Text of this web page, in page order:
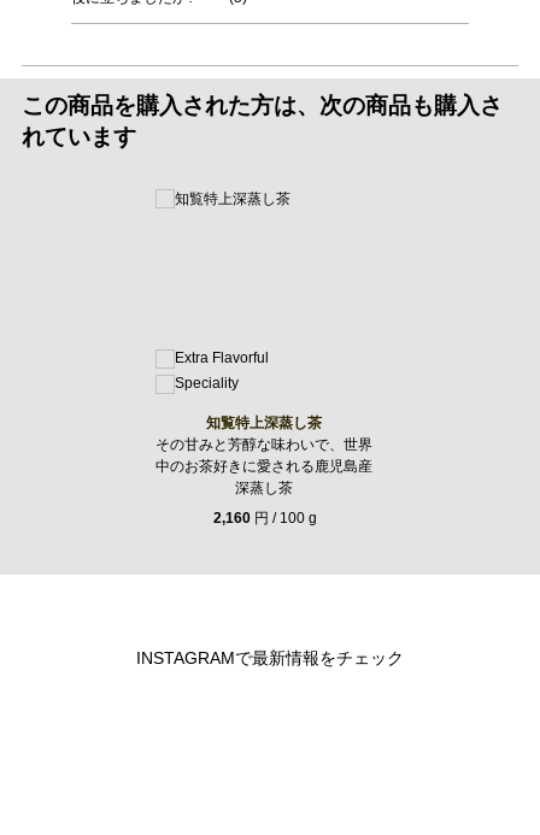
この商品を購入された方は、次の商品も購入さ
れています
知覧特上深蒸し茶
その甘みと芳醇な味わいで、世界
中のお茶好きに愛される鹿児島産
深蒸し茶
2,160 円 / 100 g
INSTAGRAMで最新情報をチェック